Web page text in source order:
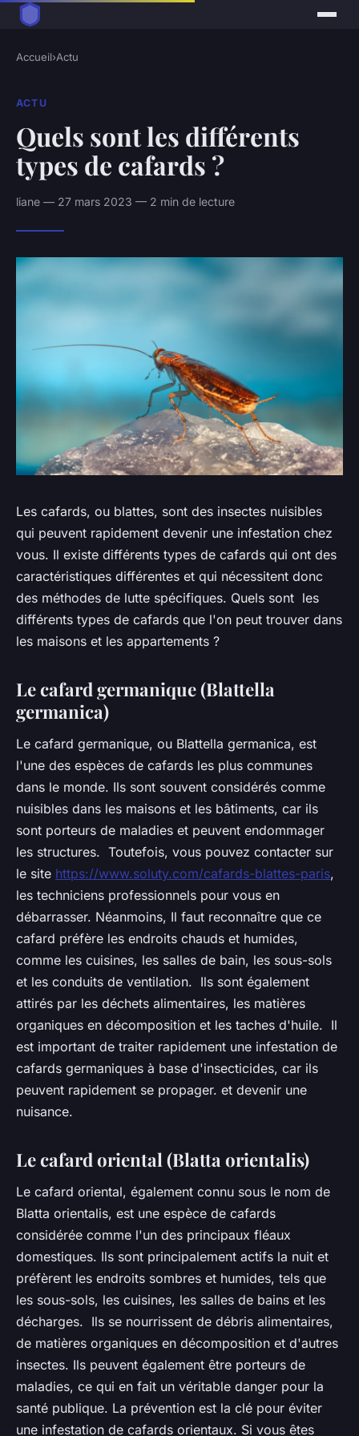
Accueil›Actu
ACTU
Quels sont les différents
types de cafards ?
liane — 27 mars 2023 — 2 min de lecture
Les cafards, ou blattes, sont des insectes nuisibles
qui peuvent rapidement devenir une infestation chez
vous. Il existe différents types de cafards qui ont des
caractéristiques différentes et qui nécessitent donc
des méthodes de lutte spécifiques. Quels sont les
différents types de cafards que l'on peut trouver dans
les maisons et les appartements ?
Le cafard germanique (Blattella
germanica)
Le cafard germanique, ou Blattella germanica, est
l'une des espèces de cafards les plus communes
dans le monde. Ils sont souvent considérés comme
nuisibles dans les maisons et les bâtiments, car ils
sont porteurs de maladies et peuvent endommager
les structures. Toutefois, vous pouvez contacter sur
le site https://www.soluty.com/cafards-blattes-paris,
les techniciens professionnels pour vous en
débarrasser. Néanmoins, Il faut reconnaître que ce
cafard préfère les endroits chauds et humides,
comme les cuisines, les salles de bain, les sous-sols
et les conduits de ventilation. Ils sont également
attirés par les déchets alimentaires, les matières
organiques en décomposition et les taches d'huile. Il
est important de traiter rapidement une infestation de
cafards germaniques à base d'insecticides, car ils
peuvent rapidement se propager. et devenir une
nuisance.
Le cafard oriental (Blatta orientalis)
Le cafard oriental, également connu sous le nom de
Blatta orientalis, est une espèce de cafards
considérée comme l'un des principaux fléaux
domestiques. Ils sont principalement actifs la nuit et
préfèrent les endroits sombres et humides, tels que
les sous-sols, les cuisines, les salles de bains et les
décharges. Ils se nourrissent de débris alimentaires,
de matières organiques en décomposition et d'autres
insectes. Ils peuvent également être porteurs de
maladies, ce qui en fait un véritable danger pour la
santé publique. La prévention est la clé pour éviter
une infestation de cafards orientaux. Si vous êtes